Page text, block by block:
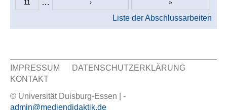
11 … › »
Liste der Abschlussarbeiten
Sekundär Menü
IMPRESSUM
DATENSCHUTZERKLÄRUNG
KONTAKT
© Universität Duisburg-Essen | -
admin@mediendidaktik.de